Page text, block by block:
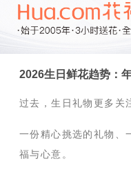
2026生日鲜花趋势：
过去，生日礼物更多关
一份精心挑选的礼物、
福与心意。